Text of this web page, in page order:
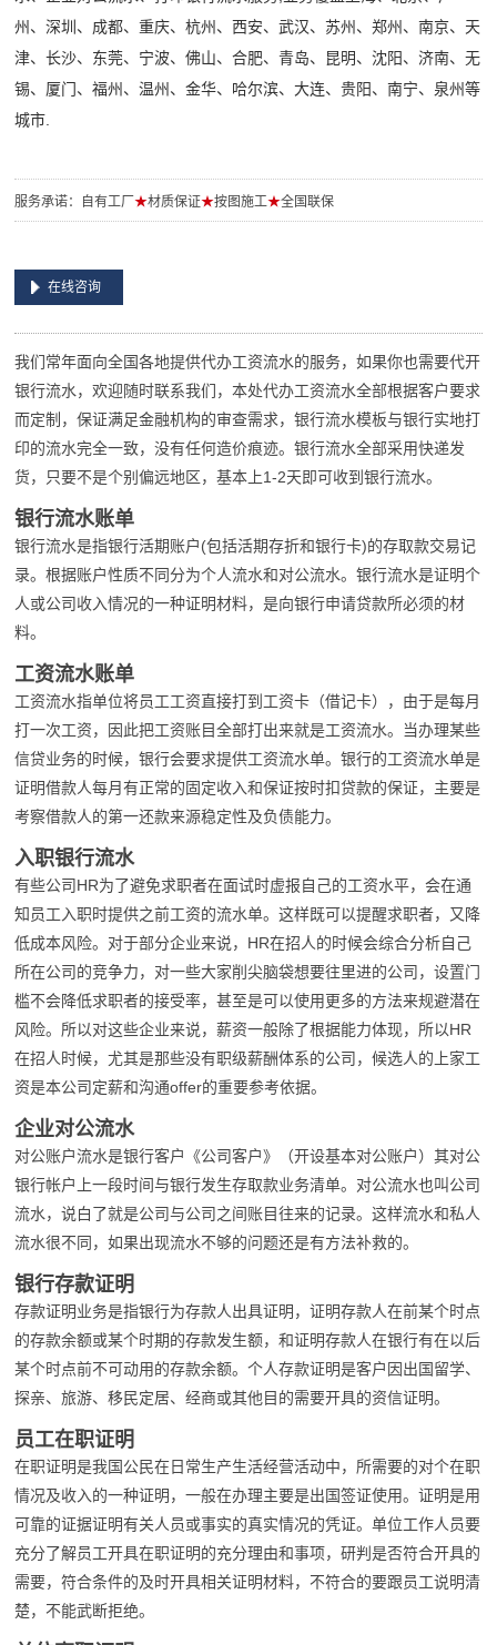
州、深圳、成都、重庆、杭州、西安、武汉、苏州、郑州、南京、天
津、长沙、东莞、宁波、佛山、合肥、青岛、昆明、沈阳、济南、无
锡、厦门、福州、温州、金华、哈尔滨、大连、贵阳、南宁、泉州等
城市.
服务承诺：自有工厂★材质保证★按图施工★全国联保
在线咨询
我们常年面向全国各地提供代办工资流水的服务，如果你也需要代开
银行流水，欢迎随时联系我们，本处代办工资流水全部根据客户要求
而定制，保证满足金融机构的审查需求，银行流水模板与银行实地打
印的流水完全一致，没有任何造价痕迹。银行流水全部采用快递发
货，只要不是个别偏远地区，基本上1-2天即可收到银行流水。
银行流水账单
银行流水是指银行活期账户(包括活期存折和银行卡)的存取款交易记
录。根据账户性质不同分为个人流水和对公流水。银行流水是证明个
人或公司收入情况的一种证明材料，是向银行申请贷款所必须的材
料。
工资流水账单
工资流水指单位将员工工资直接打到工资卡（借记卡），由于是每月
打一次工资，因此把工资账目全部打出来就是工资流水。当办理某些
信贷业务的时候，银行会要求提供工资流水单。银行的工资流水单是
证明借款人每月有正常的固定收入和保证按时扣贷款的保证，主要是
考察借款人的第一还款来源稳定性及负债能力。
入职银行流水
有些公司HR为了避免求职者在面试时虚报自己的工资水平，会在通
知员工入职时提供之前工资的流水单。这样既可以提醒求职者，又降
低成本风险。对于部分企业来说，HR在招人的时候会综合分析自己
所在公司的竞争力，对一些大家削尖脑袋想要往里进的公司，设置门
槛不会降低求职者的接受率，甚至是可以使用更多的方法来规避潜在
风险。所以对这些企业来说，薪资一般除了根据能力体现，所以HR
在招人时候，尤其是那些没有职级薪酬体系的公司，候选人的上家工
资是本公司定薪和沟通offer的重要参考依据。
企业对公流水
对公账户流水是银行客户《公司客户》（开设基本对公账户）其对公
银行帐户上一段时间与银行发生存取款业务清单。对公流水也叫公司
流水，说白了就是公司与公司之间账目往来的记录。这样流水和私人
流水很不同，如果出现流水不够的问题还是有方法补救的。
银行存款证明
存款证明业务是指银行为存款人出具证明，证明存款人在前某个时点
的存款余额或某个时期的存款发生额，和证明存款人在银行有在以后
某个时点前不可动用的存款余额。个人存款证明是客户因出国留学、
探亲、旅游、移民定居、经商或其他目的需要开具的资信证明。
员工在职证明
在职证明是我国公民在日常生产生活经营活动中，所需要的对个在职
情况及收入的一种证明，一般在办理主要是出国签证使用。证明是用
可靠的证据证明有关人员或事实的真实情况的凭证。单位工作人员要
充分了解员工开具在职证明的充分理由和事项，研判是否符合开具的
需要，符合条件的及时开具相关证明材料，不符合的要跟员工说明清
楚，不能武断拒绝。